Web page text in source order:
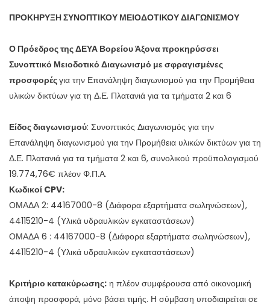
ΠΡΟΚΗΡΥΞΗ ΣΥΝΟΠΤΙΚΟΥ ΜΕΙΟΔΟΤΙΚΟΥ ΔΙΑΓΩΝΙΣΜΟΥ
Ο Πρόεδρος της ΔΕΥΑ Βορείου Άξονα προκηρύσσει
Συνοπτικό Μειοδοτικό Διαγωνισμό με σφραγισμένες
προσφορέςγια την Επανάληψη διαγωνισμού για την Προμήθεια
υλικών δικτύων για τη Δ.Ε. Πλατανιά για τα τμήματα 2 και 6
Είδος διαγωνισμού: Συνοπτικός Διαγωνισμός για την
Επανάληψη διαγωνισμού για την Προμήθεια υλικών δικτύων για τη
Δ.Ε. Πλατανιά για τα τμήματα 2 και 6, συνολικού προϋπολογισμού
19.774,76€ πλέον Φ.Π.Α.
Κωδικοί CPV:
ΟΜΑΔΑ 2: 44167000-8 (Διάφορα εξαρτήματα σωληνώσεων),
44115210-4 (Υλικά υδραυλικών εγκαταστάσεων)
ΟΜΑΔΑ 6 : 44167000-8 (Διάφορα εξαρτήματα σωληνώσεων),
44115210-4 (Υλικά υδραυλικών εγκαταστάσεων)
Κριτήριο κατακύρωσης: η πλέον συμφέρουσα από οικονομική
άποψη προσφορά, μόνο βάσει τιμής. Η σύμβαση υποδιαιρείται σε